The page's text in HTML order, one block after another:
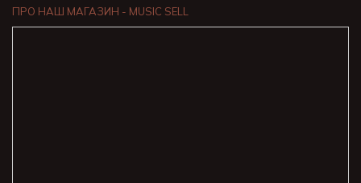
ПРО НАШ МАГАЗИН - MUSIC SELL